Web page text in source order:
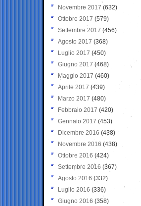
Novembre 2017 (632)
Ottobre 2017 (579)
Settembre 2017 (456)
Agosto 2017 (368)
Luglio 2017 (450)
Giugno 2017 (468)
Maggio 2017 (460)
Aprile 2017 (439)
Marzo 2017 (480)
Febbraio 2017 (420)
Gennaio 2017 (453)
Dicembre 2016 (438)
Novembre 2016 (438)
Ottobre 2016 (424)
Settembre 2016 (367)
Agosto 2016 (332)
Luglio 2016 (336)
Giugno 2016 (358)